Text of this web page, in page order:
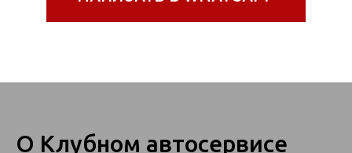
О Клубном автосервисе